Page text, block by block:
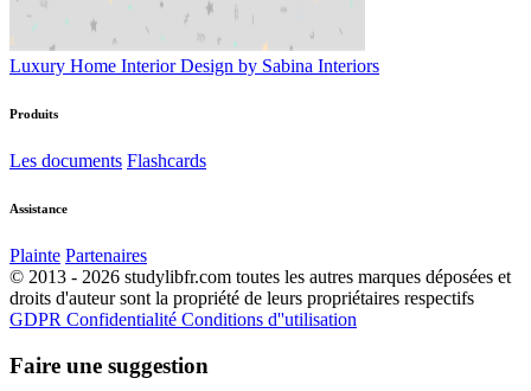
Luxury Home Interior Design by Sabina Interiors
Produits
Les documents Flashcards
Assistance
Plainte Partenaires
© 2013 - 2026 studylibfr.com toutes les autres marques déposées et
droits d'auteur sont la propriété de leurs propriétaires respectifs
GDPR Confidentialité Conditions d''utilisation
Faire une suggestion